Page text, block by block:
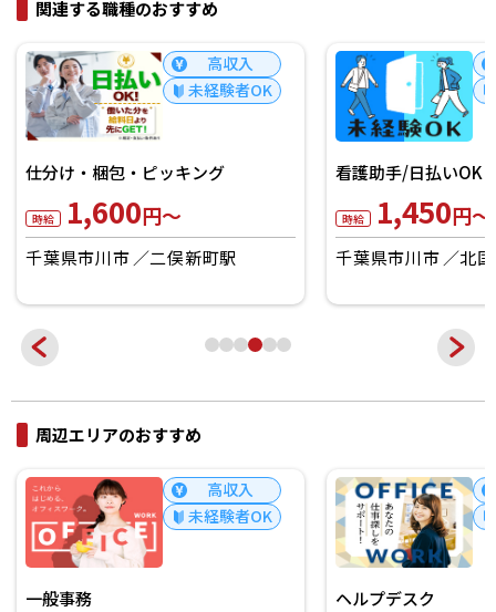
関連する職種のおすすめ
高収入
未経験者OK
分け・梱包・ピッキング
1,600円～
葉県市川市 二俣新町駅
未
看護助手/日払いOK
1,450円～
千葉県市川市 北国分
周辺エリアのおすすめ
高収入
未経験者OK
一般事務 ヘルプデスク